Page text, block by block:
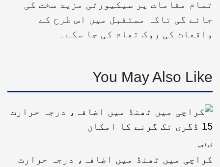
تمام مقامات پر سیکیورٹی مزید سخت کی
جائے گی تاکہ مستقبل میں اس طرح کے
واقعات کی روک تھام کی جا سکے۔
You May Also Like
کراچی
کراچی میں ٹھنڈ میں اضافہ، درجہ حرارت